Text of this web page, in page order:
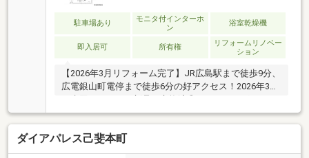
駐車場あり
モニタ付インターホ
ン
浴室乾燥機
即入居可 所有権
リフォームリノベー
ション
【2026年3月リフォーム完了】JR広島駅まで徒歩9分、
広電銀山町電停まで徒歩6分の好アクセス！2026年3月
に水回りをすべて新品に交換済◎フローリングやクロ
スも張り替えており、新築気分で気持ち良くご入居い
ただけます♪幟町小学校・中学校近く！■平日・土日・
祝日問わず当日のご見学も可能です■住宅ローン相談
会も好評実施中 お客様それぞれに最適な資金プラン
ダイアパレス己斐本町